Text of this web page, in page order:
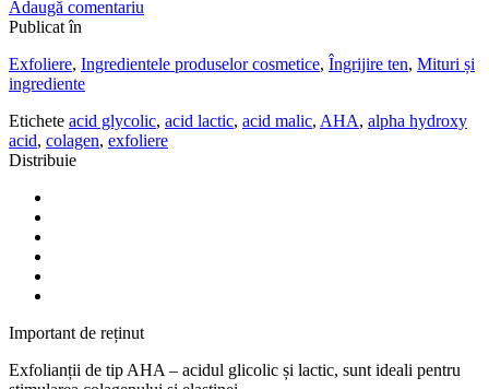
Adaugă comentariu
Publicat în
Exfoliere, Ingredientele produselor cosmetice, Îngrijire ten, Mituri și
ingrediente
Etichete acid glycolic, acid lactic, acid malic, AHA, alpha hydroxy
acid, colagen, exfoliere
Distribuie
Important de reținut
Exfolianții de tip AHA – acidul glicolic și lactic, sunt ideali pentru